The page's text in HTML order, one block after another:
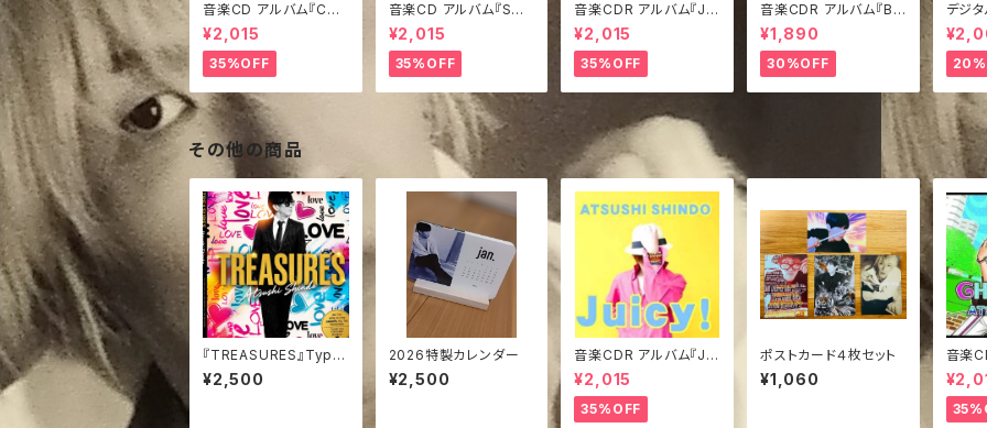
音楽CD アルバム『CHA
MELEON』
¥2,015
35%OFF
音楽CD アルバム『SWE
ET LOVE FLAKE』
¥2,015
35%OFF
音楽CDR アルバム『Jui
cy!』みどジャケVer.
¥2,015
35%OFF
音楽CDR アルバム『BIL
LINO KISSES』TypeA
¥1,890
30%OFF
デジ
日の
その他の商品
『TREASURES』Type
B / NEW音源CDR
¥2,500
2026特製カレンダー
¥2,500
音楽CDR アルバム『Jui
cy!』きぃジャケVer.
¥2,015
35%OFF
ポストカード４枚セット
¥1,060
音楽